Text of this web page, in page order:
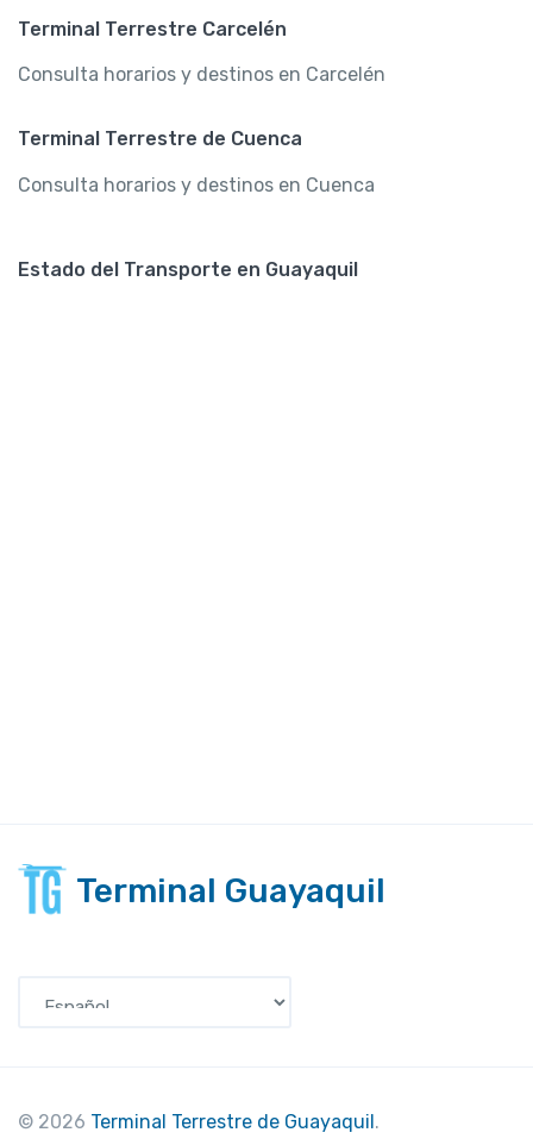
Terminal Terrestre Carcelén
Consulta horarios y destinos en Carcelén
Terminal Terrestre de Cuenca
Consulta horarios y destinos en Cuenca
Estado del Transporte en Guayaquil
Terminal Guayaquil
© 2026 Terminal Terrestre de Guayaquil.